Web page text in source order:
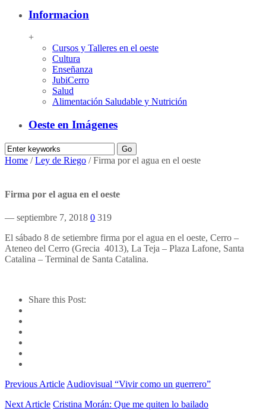
Informacion
+
Cursos y Talleres en el oeste
Cultura
Enseñanza
JubiCerro
Salud
Alimentación Saludable y Nutrición
Oeste en Imágenes
Home /Ley de Riego /Firma por el agua en el oeste
Firma por el agua en el oeste
— septiembre 7, 2018 0 319
El sábado 8 de setiembre firma por el agua en el oeste, Cerro –
Ateneo del Cerro (Grecia 4013), La Teja – Plaza Lafone, Santa
Catalina – Terminal de Santa Catalina.
Share this Post:
Previous ArticleAudiovisual “Vivir como un guerrero”
Next Article Cristina Morán: Que me quiten lo bailado